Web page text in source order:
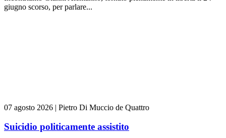
giugno scorso, per parlare...
07 agosto 2026 | Pietro Di Muccio de Quattro
Suicidio politicamente assistito